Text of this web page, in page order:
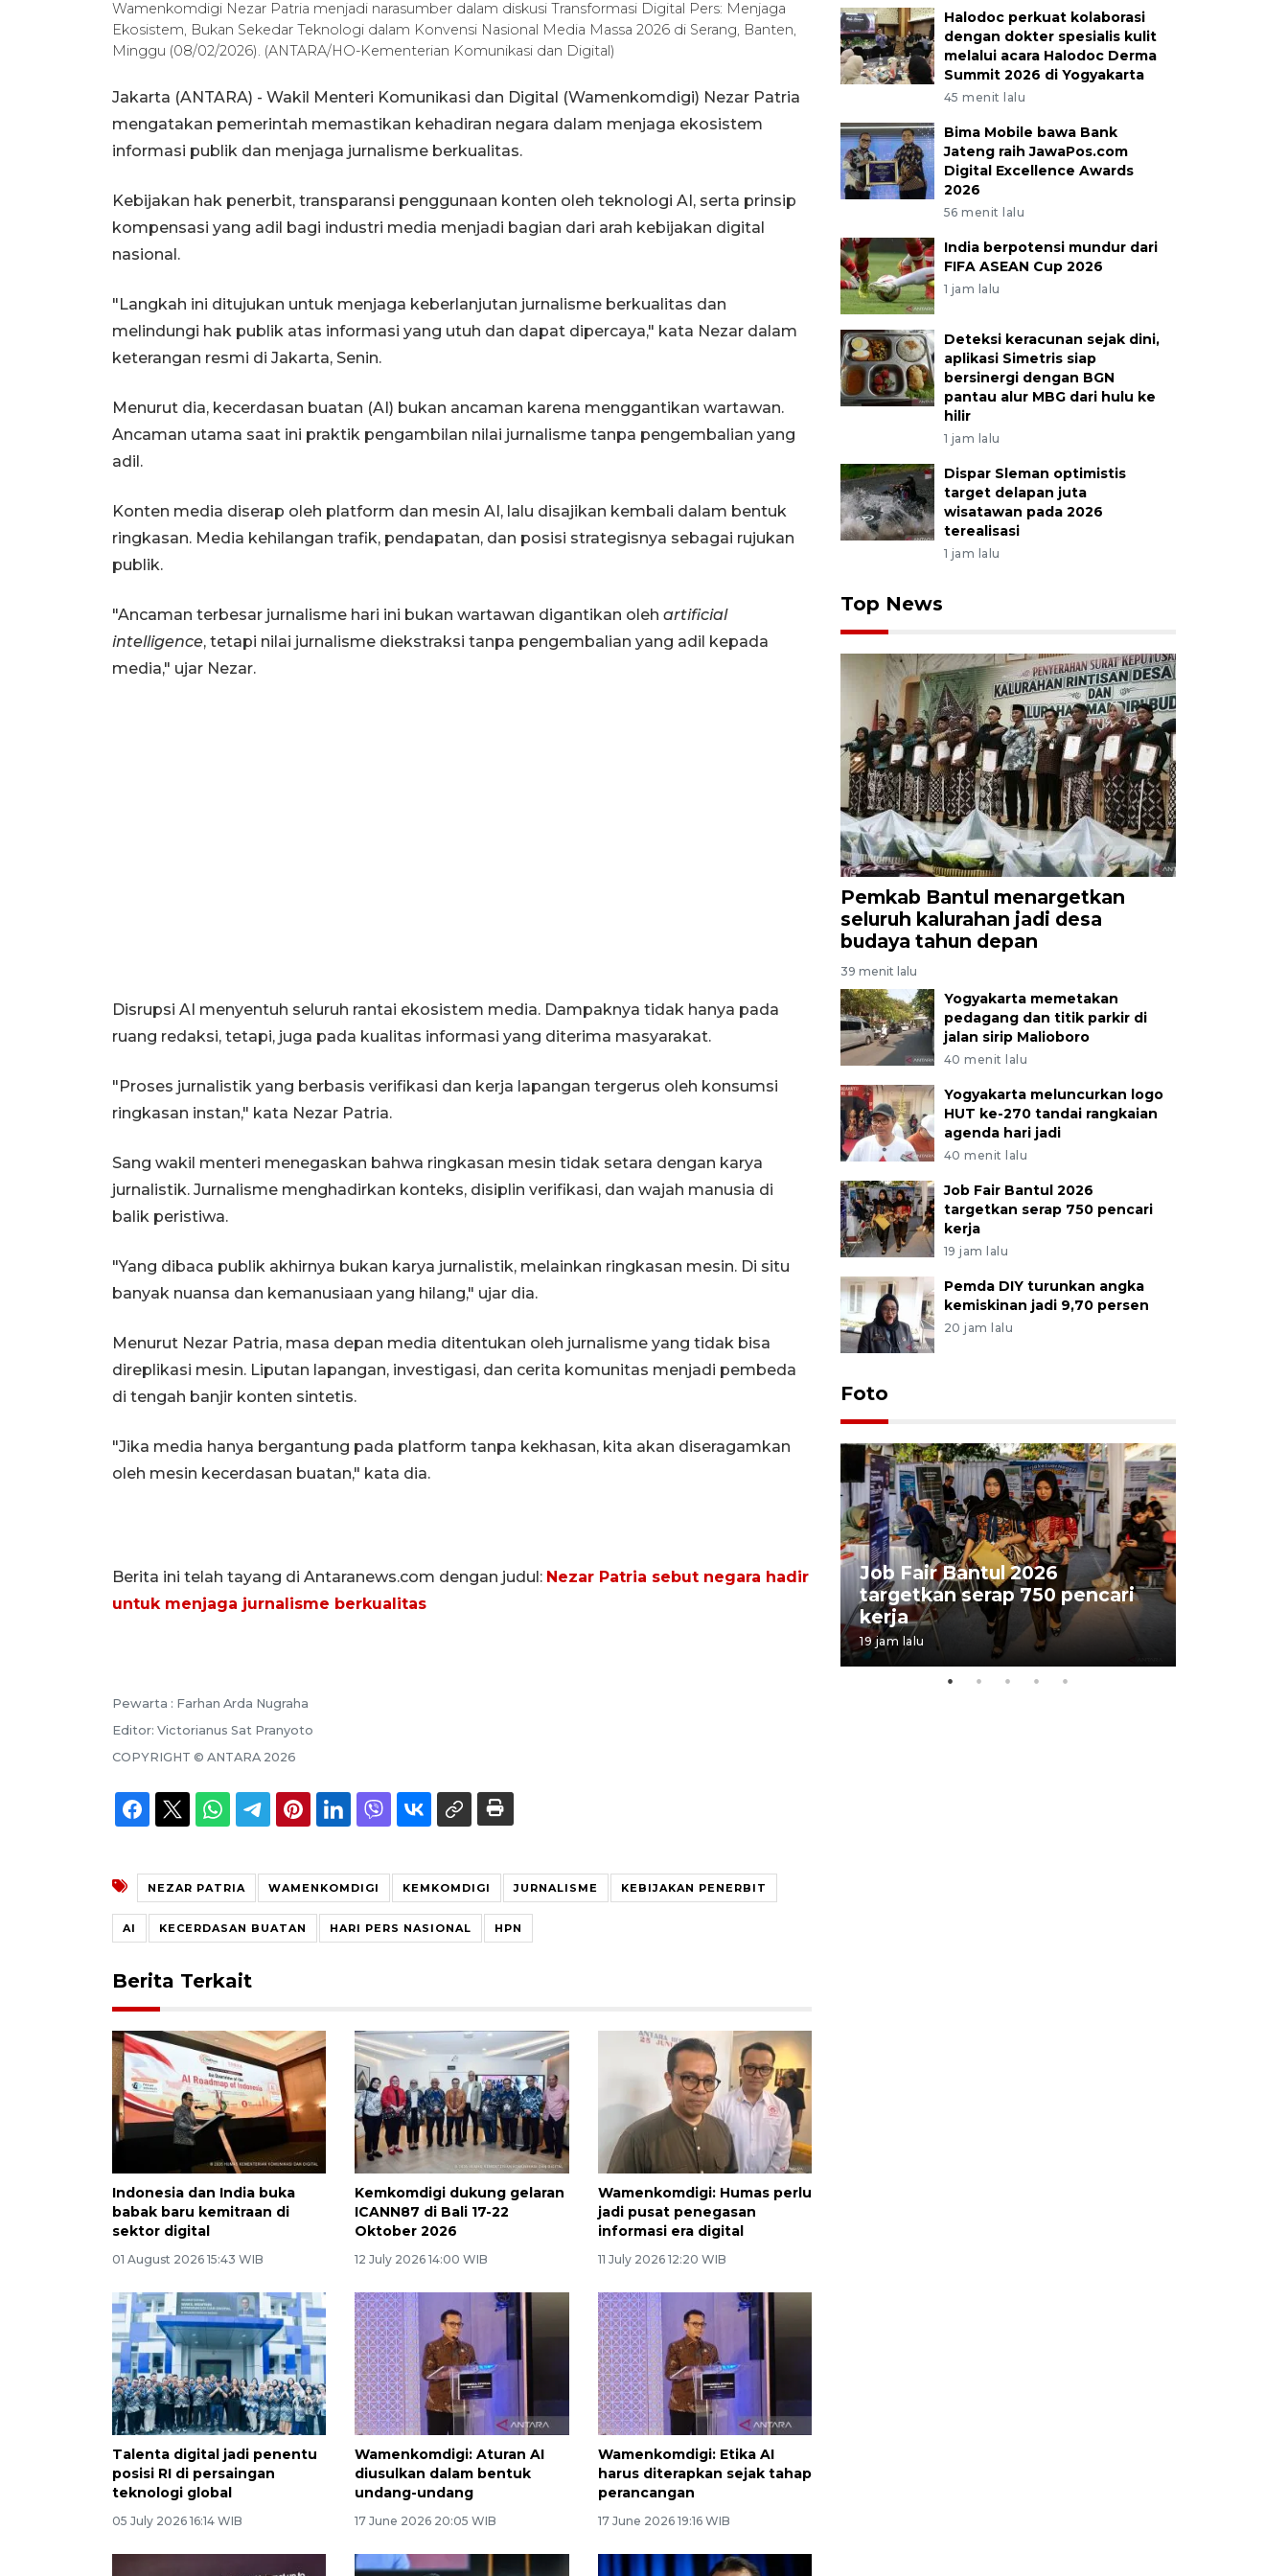
Wamenkomdigi Nezar Patria menjadi narasumber dalam diskusi Transformasi Digital Pers: Menjaga
Ekosistem, Bukan Sekedar Teknologi dalam Konvensi Nasional Media Massa 2026 di Serang, Banten,
Minggu (08/02/2026). (ANTARA/HO-Kementerian Komunikasi dan Digital)
Jakarta (ANTARA) - Wakil Menteri Komunikasi dan Digital (Wamenkomdigi) Nezar Patria
mengatakan pemerintah memastikan kehadiran negara dalam menjaga ekosistem
informasi publik dan menjaga jurnalisme berkualitas.
Kebijakan hak penerbit, transparansi penggunaan konten oleh teknologi AI, serta prinsip
kompensasi yang adil bagi industri media menjadi bagian dari arah kebijakan digital
nasional.
"Langkah ini ditujukan untuk menjaga keberlanjutan jurnalisme berkualitas dan
melindungi hak publik atas informasi yang utuh dan dapat dipercaya," kata Nezar dalam
keterangan resmi di Jakarta, Senin.
Menurut dia, kecerdasan buatan (AI) bukan ancaman karena menggantikan wartawan.
Ancaman utama saat ini praktik pengambilan nilai jurnalisme tanpa pengembalian yang
adil.
Konten media diserap oleh platform dan mesin AI, lalu disajikan kembali dalam bentuk
ringkasan. Media kehilangan trafik, pendapatan, dan posisi strategisnya sebagai rujukan
publik.
"Ancaman terbesar jurnalisme hari ini bukan wartawan digantikan oleh artificial
intelligence, tetapi nilai jurnalisme diekstraksi tanpa pengembalian yang adil kepada
media," ujar Nezar.
Disrupsi AI menyentuh seluruh rantai ekosistem media. Dampaknya tidak hanya pada
ruang redaksi, tetapi, juga pada kualitas informasi yang diterima masyarakat.
"Proses jurnalistik yang berbasis verifikasi dan kerja lapangan tergerus oleh konsumsi
ringkasan instan," kata Nezar Patria.
Sang wakil menteri menegaskan bahwa ringkasan mesin tidak setara dengan karya
jurnalistik. Jurnalisme menghadirkan konteks, disiplin verifikasi, dan wajah manusia di
balik peristiwa.
"Yang dibaca publik akhirnya bukan karya jurnalistik, melainkan ringkasan mesin. Di situ
banyak nuansa dan kemanusiaan yang hilang," ujar dia.
Menurut Nezar Patria, masa depan media ditentukan oleh jurnalisme yang tidak bisa
direplikasi mesin. Liputan lapangan, investigasi, dan cerita komunitas menjadi pembeda
di tengah banjir konten sintetis.
"Jika media hanya bergantung pada platform tanpa kekhasan, kita akan diseragamkan
oleh mesin kecerdasan buatan," kata dia.
Berita ini telah tayang di Antaranews.com dengan judul: Nezar Patria sebut negara hadir
untuk menjaga jurnalisme berkualitas
Pewarta : Farhan Arda Nugraha
Editor: Victorianus Sat Pranyoto
COPYRIGHT © ANTARA 2026
NEZAR PATRIA WAMENKOMDIGI KEMKOMDIGI JURNALISME KEBIJAKAN PENERBIT
AI KECERDASAN BUATAN HARI PERS NASIONAL HPN
Berita Terkait
Indonesia dan India buka
babak baru kemitraan di
sektor digital
01 August 2026 15:43 WIB
Kemkomdigi dukung gelaran
ICANN87 di Bali 17-22
Oktober 2026
12 July 2026 14:00 WIB
Wamenkomdigi: Humas perlu
jadi pusat penegasan
informasi era digital
11 July 2026 12:20 WIB
Talenta digital jadi penentu
posisi RI di persaingan
teknologi global
05 July 2026 16:14 WIB
Wamenkomdigi: Aturan AI
diusulkan dalam bentuk
undang-undang
17 June 2026 20:05 WIB
Wamenkomdigi: Etika AI
harus diterapkan sejak tahap
perancangan
17 June 2026 19:16 WIB
Halodoc perkuat kolaborasi
dengan dokter spesialis kulit
melalui acara Halodoc Derma
Summit 2026 di Yogyakarta
45 menit lalu
Bima Mobile bawa Bank
Jateng raih JawaPos.com
Digital Excellence Awards
2026
56 menit lalu
India berpotensi mundur dari
FIFA ASEAN Cup 2026
1 jam lalu
Deteksi keracunan sejak dini,
aplikasi Simetris siap
bersinergi dengan BGN
pantau alur MBG dari hulu ke
hilir
1 jam lalu
Dispar Sleman optimistis
target delapan juta
wisatawan pada 2026
terealisasi
1 jam lalu
Top News
Pemkab Bantul menargetkan
seluruh kalurahan jadi desa
budaya tahun depan
39 menit lalu
Yogyakarta memetakan
pedagang dan titik parkir di
jalan sirip Malioboro
40 menit lalu
Yogyakarta meluncurkan logo
HUT ke-270 tandai rangkaian
agenda hari jadi
40 menit lalu
Job Fair Bantul 2026
targetkan serap 750 pencari
kerja
19 jam lalu
Pemda DIY turunkan angka
kemiskinan jadi 9,70 persen
20 jam lalu
Foto
Job Fair Bantul 2026
targetkan serap 750 pencari
kerja
19 jam lalu